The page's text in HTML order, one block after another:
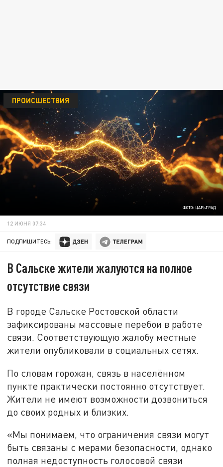
ФОТО: ЦАРЬГРАД
ПРОИСШЕСТВИЯ
12 ИЮНЯ 07:34
ПОДПИШИТЕСЬ:
В Сальске жители жалуются на полное
отсутствие связи
В городе Сальске Ростовской области
зафиксированы массовые перебои в работе
связи. Соответствующую жалобу местные
жители опубликовали в социальных сетях.
По словам горожан, связь в населённом
пункте практически постоянно отсутствует.
Жители не имеют возможности дозвониться
до своих родных и близких.
«Мы понимаем, что ограничения связи могут
быть связаны с мерами безопасности, однако
полная недоступность голосовой связи